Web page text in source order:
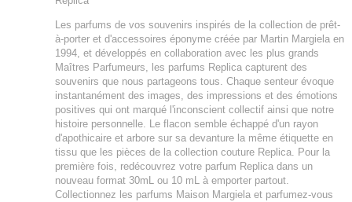
Les parfums de vos souvenirs inspirés de la collection de prêt-
à-porter et d'accessoires éponyme créée par Martin Margiela en
1994, et développés en collaboration avec les plus grands
Maîtres Parfumeurs, les parfums Replica capturent des
souvenirs que nous partageons tous. Chaque senteur évoque
instantanément des images, des impressions et des émotions
positives qui ont marqué l'inconscient collectif ainsi que notre
histoire personnelle. Le flacon semble échappé d'un rayon
d'apothicaire et arbore sur sa devanture la même étiquette en
tissu que les pièces de la collection couture Replica. Pour la
première fois, redécouvrez votre parfum Replica dans un
nouveau format 30mL ou 10 mL à emporter partout.
Collectionnez les parfums Maison Margiela et parfumez-vous